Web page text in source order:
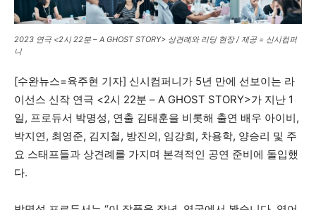
2023 연극 <2시 22분 – A GHOST STORY> 상견례와 리딩 현장 / 제공 = 신시컴퍼
니
[수완뉴스=육주현 기자] 신시컴퍼니가 5년 만에 선보이는 라
이선스 신작 연극 <2시 22분 – A GHOST STORY>가 지난 1
일, 프로듀서 박명성, 연출 김태훈을 비롯해 출연 배우 아이비,
박지연, 최영준, 김지철, 방진의, 임강희, 차용학, 양승리 및 주
요 스태프들과 상견례를 가지며 본격적인 공연 준비에 돌입했
다.